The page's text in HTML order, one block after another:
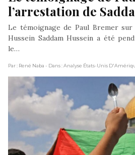
l’arrestation de
Le témoignage de Paul Bremer sur
Hussein Saddam Hussein a été
le…
Par : René Naba - Dans : Analyse États-Unis